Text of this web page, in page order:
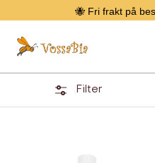
🐝 Fri frakt på
Vossabia
Filter